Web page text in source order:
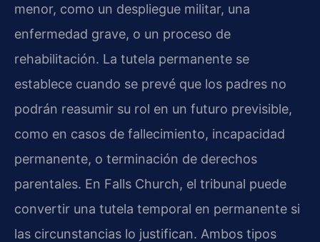
menor, como un despliegue militar, una
enfermedad grave, o un proceso de
rehabilitación. La tutela permanente se
establece cuando se prevé que los padres no
podrán reasumir su rol en un futuro previsible,
como en casos de fallecimiento, incapacidad
permanente, o terminación de derechos
parentales. En Falls Church, el tribunal puede
convertir una tutela temporal en permanente si
las circunstancias lo justifican. Ambos tipos